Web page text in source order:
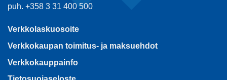
puh. +358 3 31 400 500
Verkkolaskuosoite
Verkkokaupan toimitus- ja maksuehdot
Verkkokauppainfo